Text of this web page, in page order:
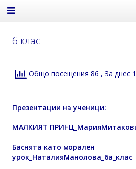
6 клас
Общо посещения 86 , За днес 1
Презентации на ученици:
МАЛКИЯТ
Баснята като морален
урок_НаталияМанолова_6а_клас